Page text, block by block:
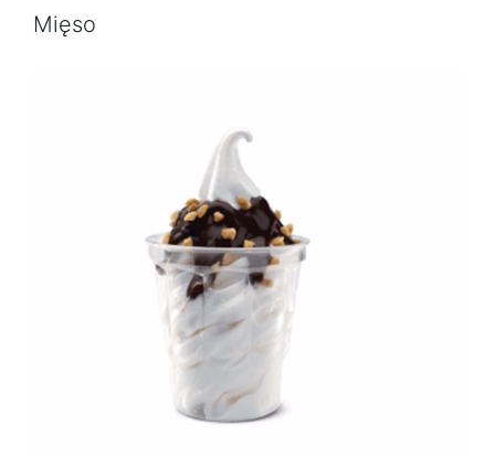
Mięso